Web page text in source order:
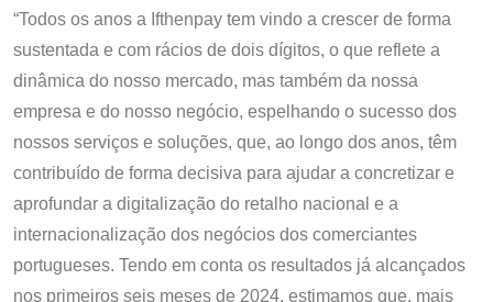
“Todos os anos a Ifthenpay tem vindo a crescer de forma
sustentada e com rácios de dois dígitos, o que reflete a
dinâmica do nosso mercado, mas também da nossa
empresa e do nosso negócio, espelhando o sucesso dos
nossos serviços e soluções, que, ao longo dos anos, têm
contribuído de forma decisiva para ajudar a concretizar e
aprofundar a digitalização do retalho nacional e a
internacionalização dos negócios dos comerciantes
portugueses. Tendo em conta os resultados já alcançados
nos primeiros seis meses de 2024, estimamos que, mais